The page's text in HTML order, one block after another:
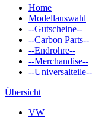
Home
Modellauswahl
--Gutscheine--
--Carbon Parts--
--Endrohre--
--Merchandise--
--Universalteile--
Übersicht
VW